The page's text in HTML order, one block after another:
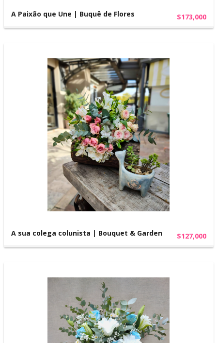
A Paixão que Une | Buquê de Flores $173,000
A sua colega colunista | Bouquet & Garden $127,000